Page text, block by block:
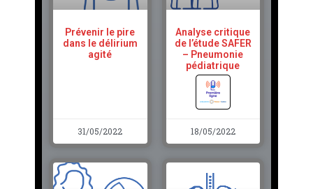
Prévenir le pire
dans le délirium
agité
31/05/2022
Analyse critique
de l’étude SAFER
– Pneumonie
pédiatrique
18/05/2022